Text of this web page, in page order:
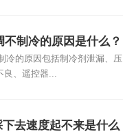
不制冷的原因是什么？
冷的原因包括制冷剂泄漏、压
、遥控器...
下去速度起不来是什么